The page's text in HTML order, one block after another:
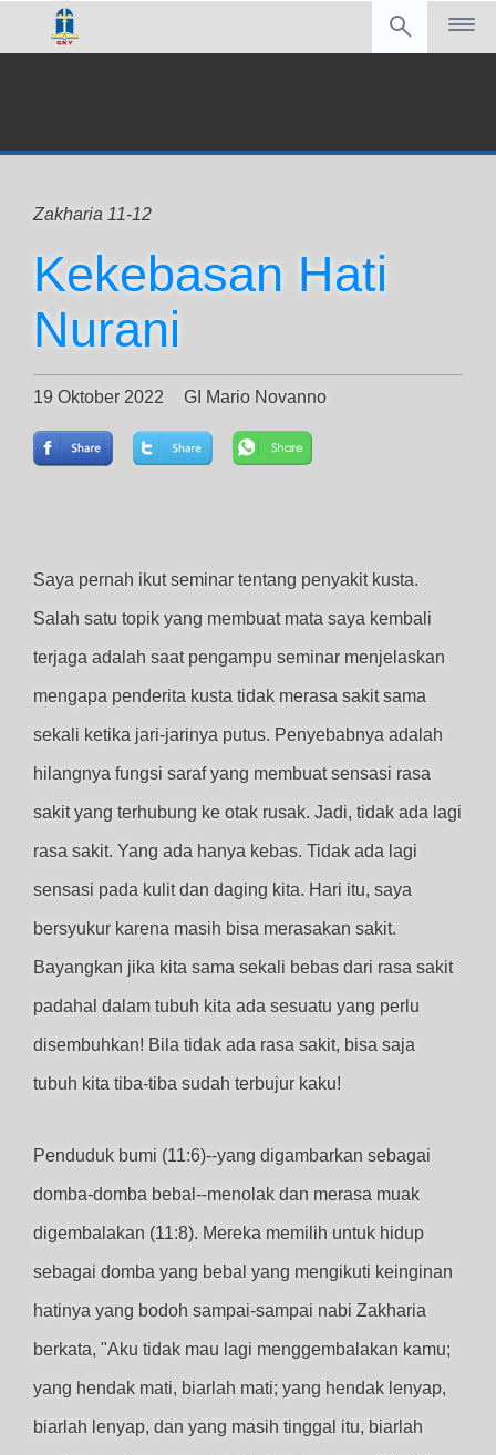
Zakharia 11-12
Kekebasan Hati
Nurani
19 Oktober 2022 GI Mario Novanno
Saya pernah ikut seminar tentang penyakit kusta.
Salah satu topik yang membuat mata saya kembali
terjaga adalah saat pengampu seminar menjelaskan
mengapa penderita kusta tidak merasa sakit sama
sekali ketika jari-jarinya putus. Penyebabnya adalah
hilangnya fungsi saraf yang membuat sensasi rasa
sakit yang terhubung ke otak rusak. Jadi, tidak ada lagi
rasa sakit. Yang ada hanya kebas. Tidak ada lagi
sensasi pada kulit dan daging kita. Hari itu, saya
bersyukur karena masih bisa merasakan sakit.
Bayangkan jika kita sama sekali bebas dari rasa sakit
padahal dalam tubuh kita ada sesuatu yang perlu
disembuhkan! Bila tidak ada rasa sakit, bisa saja
tubuh kita tiba-tiba sudah terbujur kaku!
Penduduk bumi (11:6)--yang digambarkan sebagai
domba-domba bebal--menolak dan merasa muak
digembalakan (11:8). Mereka memilih untuk hidup
sebagai domba yang bebal yang mengikuti keinginan
hatinya yang bodoh sampai-sampai nabi Zakharia
berkata, "Aku tidak mau lagi menggembalakan kamu;
yang hendak mati, biarlah mati; yang hendak lenyap,
biarlah lenyap, dan yang masih tinggal itu, biarlah